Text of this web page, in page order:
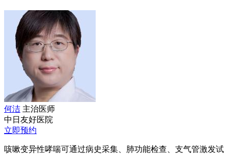
何洁 主治医师
中日友好医院
立即预约
咳嗽变异性哮喘可通过病史采集、肺功能检查、支气管激发试